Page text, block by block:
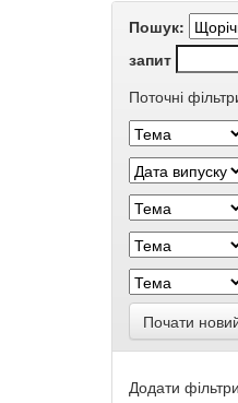
Пошук:
запит
Поточні
Почати
Додати